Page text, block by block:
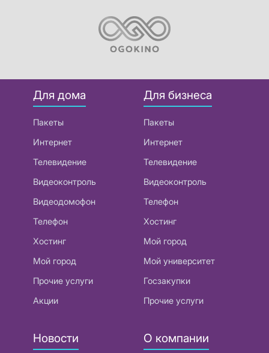
Для дома
Пакеты
Интернет
Телевидение
Видеоконтроль
Видеодомофон
Телефон
Хостинг
Мой город
Прочие услуги
Акции
Для бизнеса
Пакеты
Интернет
Телевидение
Видеоконтроль
Телефон
Хостинг
Мой город
Мой университет
Госзакупки
Прочие услуги
Новости О компании